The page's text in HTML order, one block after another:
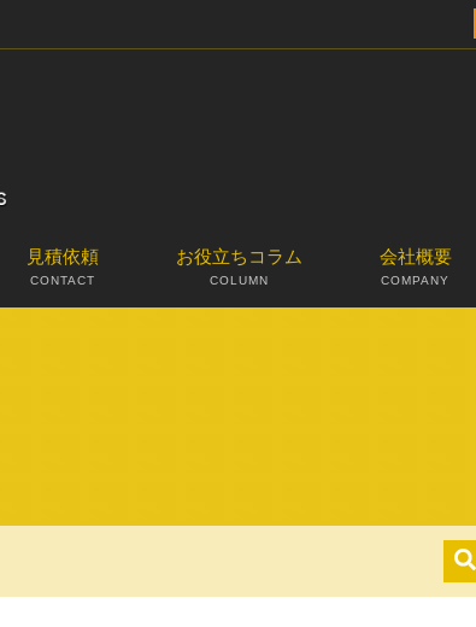
見積依頼
CONTACT
お役立ちコラム
COLUMN
会社概要
COMPANY